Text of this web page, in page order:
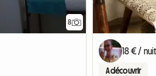
8
18 € / nuit
A découvrir